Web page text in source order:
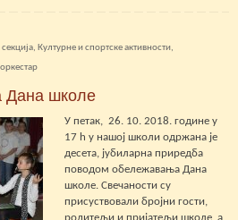
, Културне и спортске активности,
Дана школе
У петак, 26. 10. 2018. године у
17 h у нашој школи одржана је
десета, јубиларна приредба
поводом обележавања Дана
школе. Свечаности су
присуствовали бројни гости,